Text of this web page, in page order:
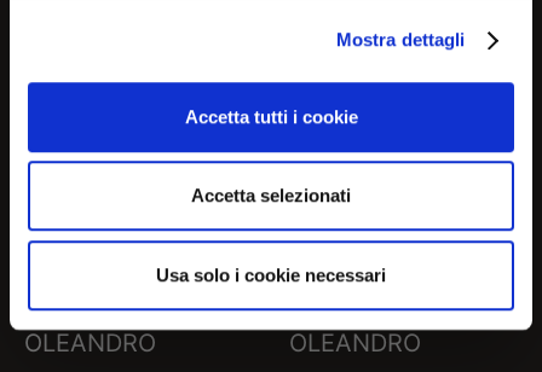
Mostra dettagli
Accetta tutti i cookie
Accetta selezionati
Usa solo i cookie necessari
OLEANDRO OLEANDRO